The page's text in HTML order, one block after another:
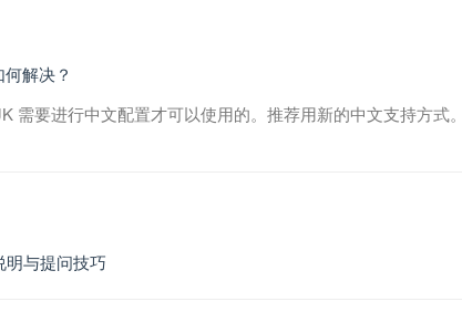
解决？
需要进行中文配置才可以使用的。推荐用新的中文支持方式。
明与提问技巧